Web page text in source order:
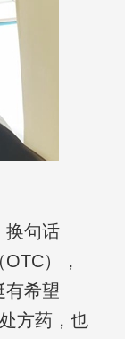
换句话
），
有希望
方药，也